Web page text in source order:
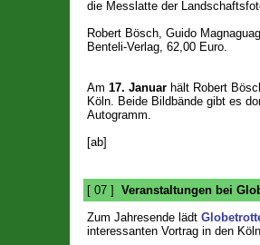
die Messlatte der
Robert Bösch, Guido
Benteli-Verlag, 62,00 Euro.
Am 17. Januarhält Robert
Köln. Beide Bildbände gibt es
Autogramm.
[ab]
[ 07 ] Veranstaltungen bei
Zum Jahresende lädt
interessanten Vortrag in den